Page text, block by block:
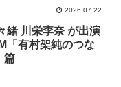
2026.07.22
緒 川栄李奈 が出演
「有村架純のつな
篇